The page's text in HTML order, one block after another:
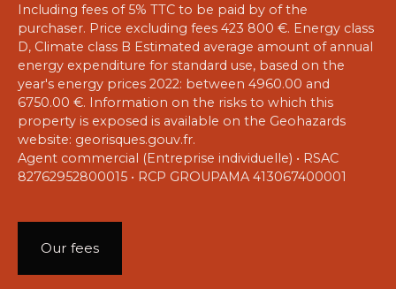
Including fees of 5% TTC to be paid by of the
purchaser. Price excluding fees 423 800 €. Energy class
D, Climate class B Estimated average amount of annual
energy expenditure for standard use, based on the
year's energy prices 2022: between 4960.00 and
6750.00 €. Information on the risks to which this
property is exposed is available on the Geohazards
website: georisques.gouv.fr.
Agent commercial (Entreprise individuelle) • RSAC
82762952800015 • RCP GROUPAMA 413067400001
Our fees